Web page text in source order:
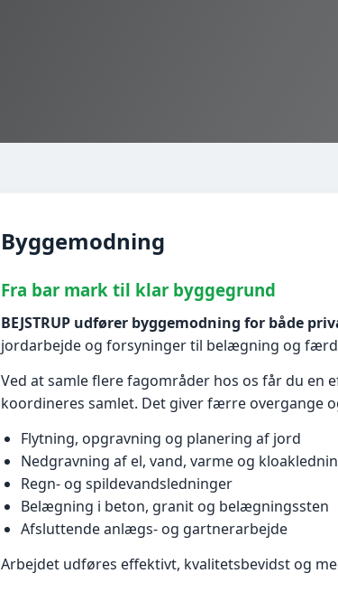
Byggemodning
Fra bar mark til klar byggegrund
BEJSTRUP udfører byggemodning for både
jordarbejde og forsyninger til belægning og
Ved at samle flere fagområder hos os får du en
koordineres samlet. Det giver færre overgange
Flytning, opgravning og planering af jord
Nedgravning af el, vand, varme og
Regn- og spildevandsledninger
Belægning i beton, granit og belægningssten
Afsluttende anlægs- og gartnerarbejde
Arbejdet udføres effektivt, kvalitetsbevidst og